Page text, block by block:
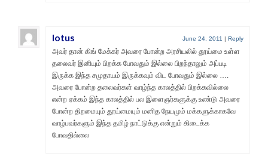
lotus June 24, 2011 | Reply
அவர் தான் கிங் மேக்கர் அவரை போன்ற அரசியலில் தூய்மை உள்ள
தலைவர் இனியும் பிறக்க போவதும் இல்லை பிறந்தாலும் அப்படி
இருக்க இந்த சமுதாயம் இருக்கவும் விட போவதும் இல்லை ….
அவரை போன்ற தலைவர்கள் வாழ்ந்த காலத்தில் பிறக்கவில்லை
என்ற ஏக்கம் இந்த காலத்தில் பல இளைஞர்களுக்கு உண்டு அவரை
போன்ற திறமையும் தூய்மையும் மனித நேயமும் மக்களுக்காகவே
வாழ்பவர்களும் இந்த தமிழ் நாட்டுக்கு என்றும் கிடைக்க
போவதில்லை